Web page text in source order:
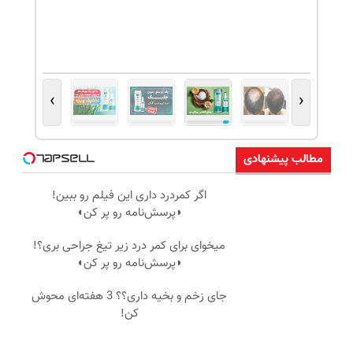
‹
›
مطالب پیشنهادی
اگر کمردرد داری این فیلم رو ببین!
◗پرسش‌نامه رو پر کن◖
میخوای برای کمر درد زیر تیغ جراحی بری؟!
◗پرسش‌نامه رو پر کن◖
جای زخم و بخیه داری؟؟ 3 هفته‌ای محوش
کن!